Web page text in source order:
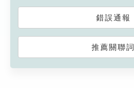
錯誤通報
推薦關聯詞